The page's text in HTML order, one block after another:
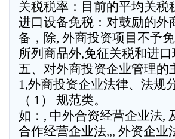
关税税率：目前的平均关税
进口设备免税：对鼓励的外
备，除, 外商投资项目不予
所列商品外,免征关税和进口
五、对外商投资企业管理
1,外商投资企业法律、法规
（ 1） 规范类。
如：, 中外合资经营企业法,
合作经营企业法,,, 外资企业